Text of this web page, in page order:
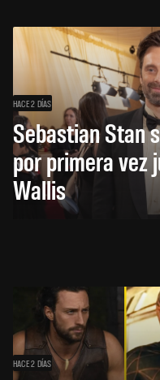
HACE 2 DÍAS
Sebastian Stan
por primera vez
Wallis
HACE 2 DÍAS